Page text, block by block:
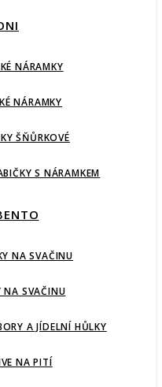
NÁRAMKY
NÁRAMKY
ŠŇŮRKOVÉ
S NÁRAMKEM
NA SVAČINU
NA SVAČINU
A JÍDELNÍ HŮLKY
NA PITÍ